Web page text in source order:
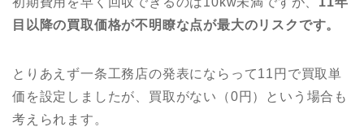
目以降の買取価格が不明瞭な点が最大のリスクです。
とりあえず一条工務店の発表にならって11円で買取単
価を設定しましたが、買取がない（0円）という場合も
考えられます。